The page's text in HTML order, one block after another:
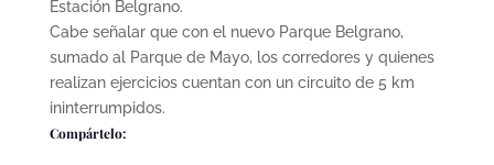
Estación Belgrano.
Cabe señalar que con el nuevo Parque Belgrano,
sumado al Parque de Mayo, los corredores y quienes
realizan ejercicios cuentan con un circuito de 5 km
ininterrumpidos.
Compártelo: